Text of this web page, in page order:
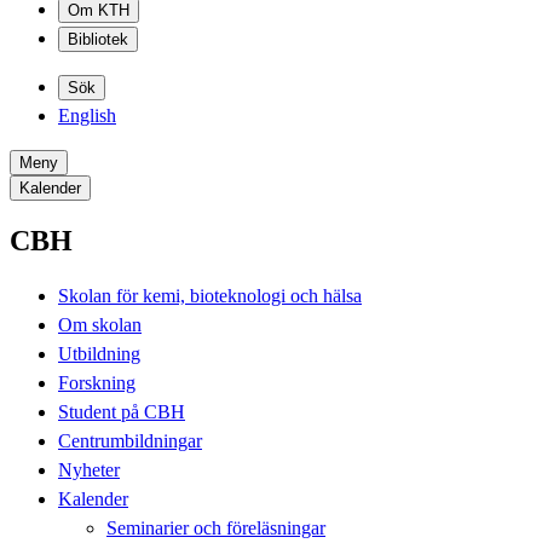
Om KTH
Bibliotek
Sök
English
Meny
Kalender
CBH
Skolan för kemi, bioteknologi och hälsa
Om skolan
Utbildning
Forskning
Student på CBH
Centrumbildningar
Nyheter
Kalender
Seminarier och föreläsningar